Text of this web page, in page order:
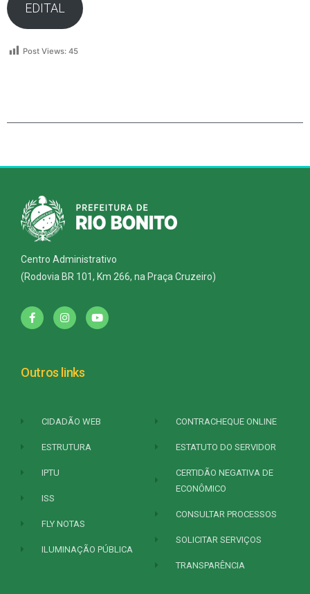
EDITAL
Post Views: 45
Centro Administrativo
(Rodovia BR 101, Km 266, na Praça Cruzeiro)
Outros links
CIDADÃO WEB
ESTRUTURA
IPTU
ISS
FLY NOTAS
ILUMINAÇÃO PÚBLICA
CONTRACHEQUE ONLINE
ESTATUTO DO SERVIDOR
CERTIDÃO NEGATIVA DE
ECONÔMICO
CONSULTAR PROCESSOS
SOLICITAR SERVIÇOS
TRANSPARÊNCIA